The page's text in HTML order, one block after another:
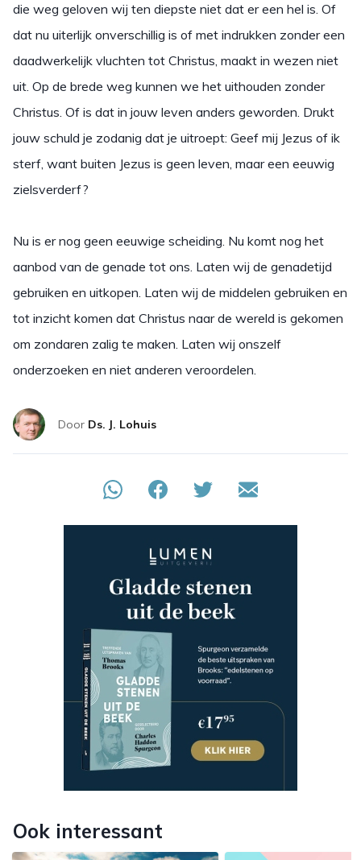
die weg geloven wij ten diepste niet dat er een hel is. Of
dat nu uiterlijk onverschillig is of met indrukken zonder een
daadwerkelijk vluchten tot Christus, maakt in wezen niet
uit. Op de brede weg kunnen we het uithouden zonder
Christus. Of is dat in jouw leven anders geworden. Drukt
jouw schuld je zodanig dat je uitroept: Geef mij Jezus of ik
sterf, want buiten Jezus is geen leven, maar een eeuwig
zielsverderf?
Nu is er nog geen eeuwige scheiding. Nu komt nog het
aanbod van de genade tot ons. Laten wij de genadetijd
gebruiken en uitkopen. Laten wij de middelen gebruiken en
tot inzicht komen dat Christus naar de wereld is gekomen
om zondaren zalig te maken. Laten wij onszelf
onderzoeken en niet anderen veroordelen.
Door Ds. J. Lohuis
Ook interessant